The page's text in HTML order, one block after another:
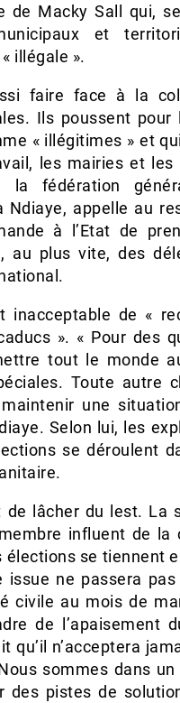
de Macky Sall qui,
et
illégale ».
faire face à la
Ils poussent pour
« illégitimes » et
les mairies et les
la fédération
Ndiaye, appelle au
à l’Etat de
au plus vite, des
inacceptable de «
». « Pour des
tout le monde
Toute autre
une
Selon lui, les
se déroulent
de lâcher du lest. La
influent de la
élections se tiennent
ne passera pas
civile au mois de
de l’apaisement
n’acceptera
sommes dans un
des pistes de